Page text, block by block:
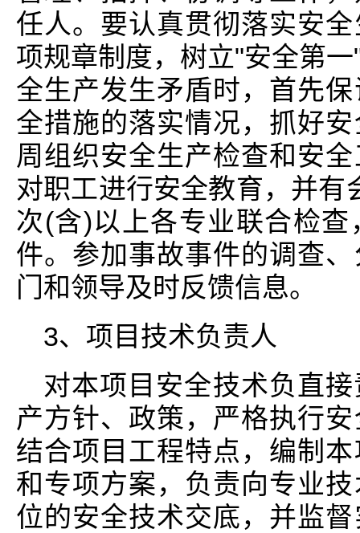
任人。要认真贯彻落实安
项规章制度，树立"安全第
全生产发生矛盾时，首先
全措施的落实情况，抓好
周组织安全生产检查和安
对职工进行安全教育，并
次(含)以上各专业联合检
件。参加事故事件的调查
门和领导及时反馈信息。
3、项目技术负责人
对本项目安全技术负直
产方针、政策，严格执行
结合项目工程特点，编制
和专项方案，负责向专业
位的安全技术交底，并监